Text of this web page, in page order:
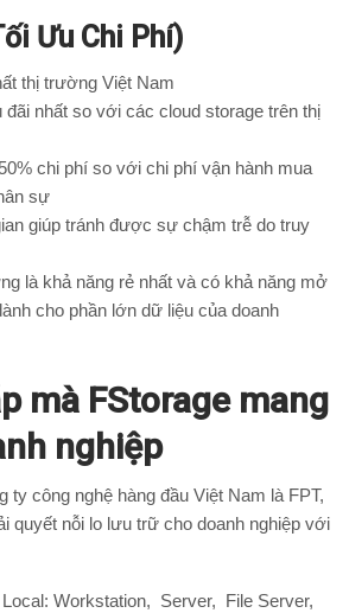
Ưu Chi Phí)
thị trường Việt Nam
nhất so với các cloud storage trên thị
chi phí so với chi phí vận hành mua
sự
giúp tránh được sự chậm trễ do truy
là khả năng rẻ nhất và có khả năng mở
cho phần lớn dữ liệu của doanh
mà FStorage mang
nghiệp
công nghệ hàng đầu Việt Nam là FPT,
quyết nỗi lo lưu trữ cho doanh nghiệp với
Workstation, Server, File Server,